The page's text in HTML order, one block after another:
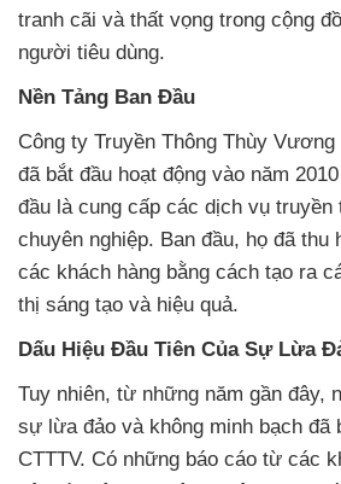
tranh cãi và thất vọng trong cộng
người tiêu dùng.
Nền Tảng Ban Đầu
Công ty Truyền Thông Thùy
đã bắt đầu hoạt động vào năm
đầu là cung cấp các dịch vụ truyền
chuyên nghiệp. Ban đầu, họ đã
các khách hàng bằng cách tạo ra
thị sáng tạo và hiệu quả.
Dấu Hiệu Đầu Tiên Của Sự Lừa
Tuy nhiên, từ những năm gần đây,
sự lừa đảo và không minh bạch đã
CTTTV. Có những báo cáo từ các